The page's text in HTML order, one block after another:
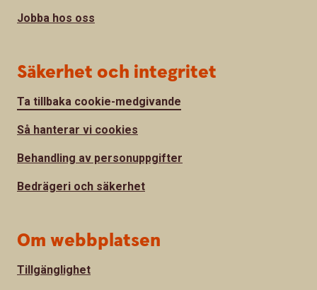
Jobba hos oss
Säkerhet och integritet
Ta tillbaka cookie-medgivande
Så hanterar vi cookies
Behandling av personuppgifter
Bedrägeri och säkerhet
Om webbplatsen
Tillgänglighet